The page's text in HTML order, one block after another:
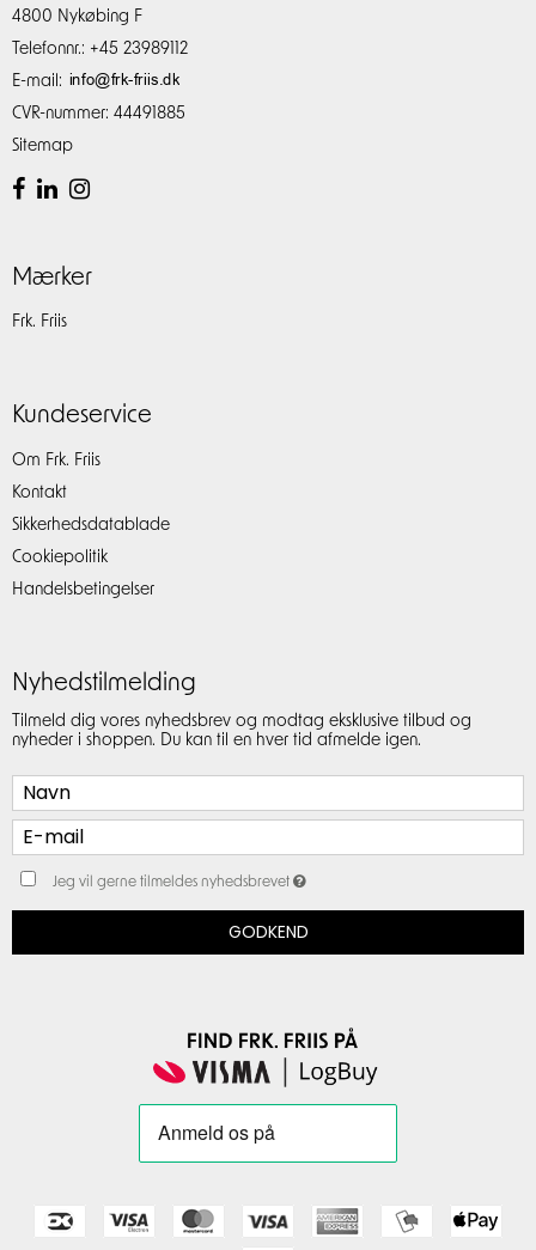
4800 Nykøbing F
Telefonnr.: +45 23989112
E-mail :
CVR-nummer: 44491885
Sitemap
Mærker
Frk. Friis
Kundeservice
Om Frk. Friis
Kontakt
Sikkerhedsdatablade
Cookiepolitik
Handelsbetingelser
Nyhedstilmelding
Tilmeld dig vores nyhedsbrev og modtag eksklusive tilbud og
nyheder i shoppen. Du kan til en hver tid afmelde igen.
Jeg vil gerne tilmeldes nyhedsbrevet
GODKEND